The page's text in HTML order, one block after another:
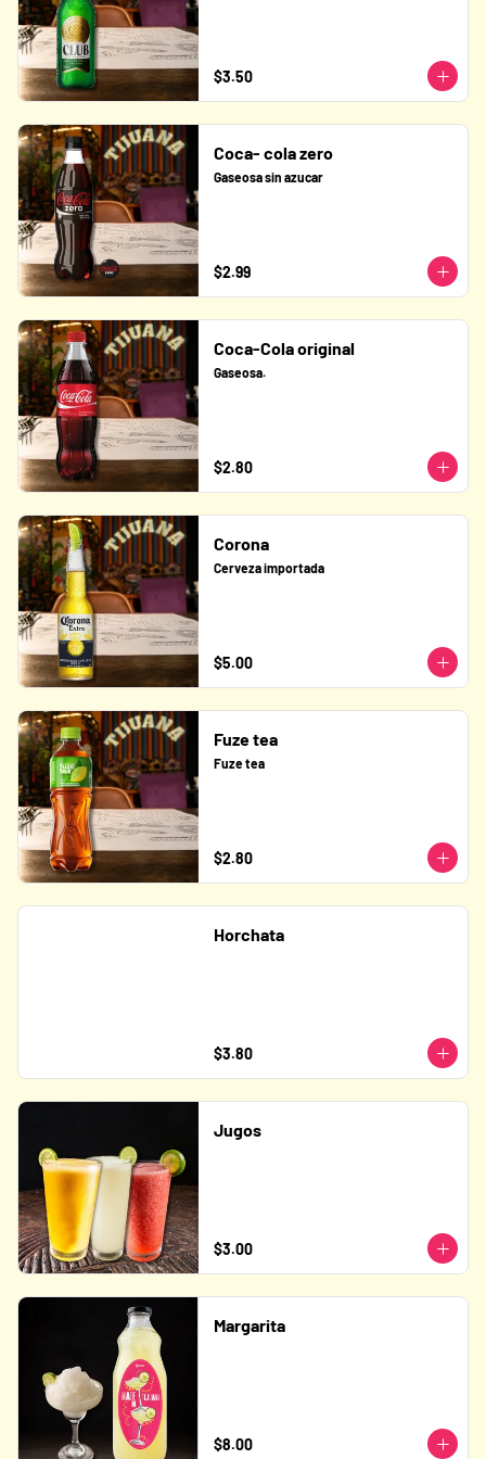
$3.50
Coca- cola zero
Gaseosa sin azucar
$2.99
Coca-Cola original
Gaseosa.
$2.80
Corona
Cerveza importada
$5.00
Fuze tea
Fuze tea
$2.80
Horchata
$3.80
Jugos
$3.00
Margarita
$8.00